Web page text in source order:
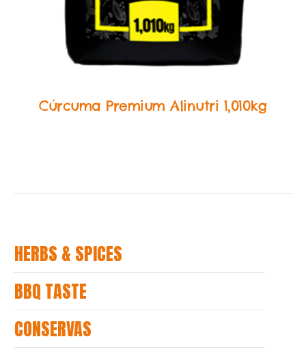
Cúrcuma Premium Alinutri 1,010kg
HERBS & SPICES
BBQ TASTE
CONSERVAS